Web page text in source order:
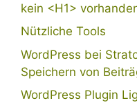
kein <H1>
Nützliche Tools
WordPress bei
Speichern von
WordPress Plugin